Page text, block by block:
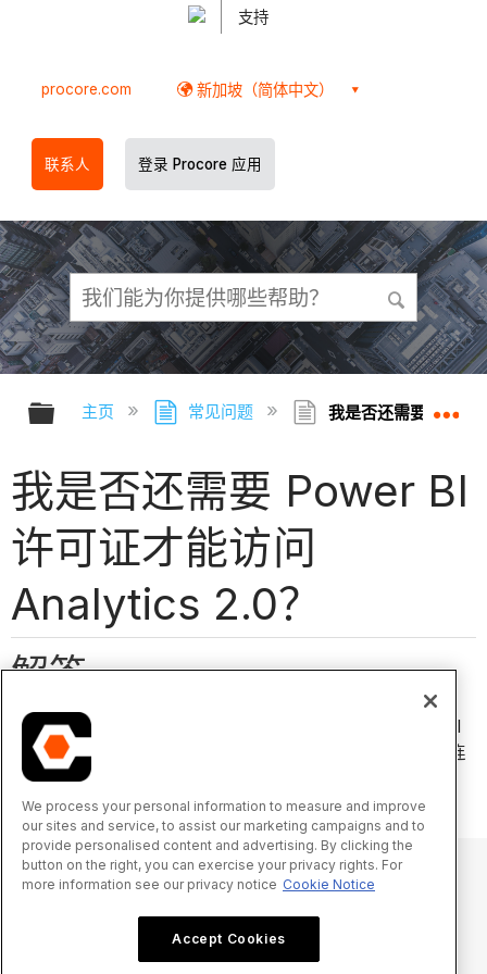
支持
procore.com 新加坡（简体中文）
联系人 登录 Procore 应用
扩展/隐缩全局层次
主页 常见问题 我是否还需要
我是否还需要 Power BI
许可证才能访问
Analytics 2.0？
解答
需要 Power BI Pro 每用户许可证才能查看分析的 Power BI
报告。但是，你也可以使用各种其他应用程序和数据存储连
接到 Analytics。
© 2025 Procore Technologies, Inc.
We process your personal information to measure and improve
our sites and service, to assist our marketing campaigns and to
provide personalised content and advertising. By clicking the
button on the right, you can exercise your privacy rights. For
more information see our privacy notice Cookie Notice
Accept Cookies